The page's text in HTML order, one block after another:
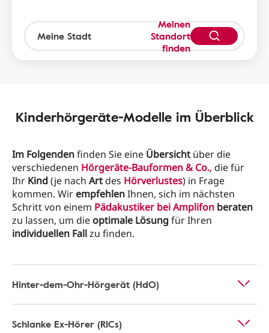
Meinen
Standort
finden
Kinderhörgeräte-Modelle im Überblick
Im Folgendenfinden Sie eine Übersicht über die
verschiedenen Hörgeräte-Bauformen & Co., die für
Ihr Kind(je nach Artdes Hörverlustes) in Frage
kommen. Wir empfehlenIhnen, sich im nächsten
Schritt von einem Pädakustiker beiAmplifon beraten
zu lassen, um die optimale Lösungfür Ihren
individuellen Fallzu finden.
Hinter-dem-Ohr-Hörgerät (HdO)
Schlanke Ex-Hörer (RICs)